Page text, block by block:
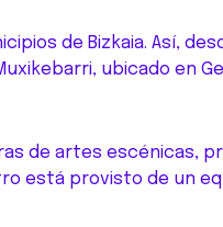
de Bizkaia. Así,
ubicado en
de artes escénicas,
está provisto de un